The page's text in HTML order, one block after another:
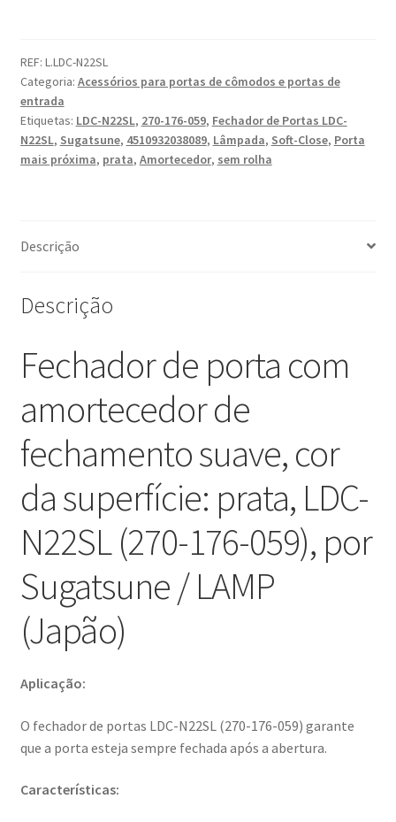
com
amortecedor
de
fechamento
suave,
Prata,
da
/
LAMP
(Japão)
REF: L.LDC-N22SL
Categoria: Acessórios para portas de cômodos e portas de
entrada
Etiquetas: LDC-N22SL, 270-176-059, Fechador de Portas LDC-
N22SL, Sugatsune, 4510932038089, Lâmpada, Soft-Close, Porta
mais próxima, prata, Amortecedor, sem rolha
Descrição
Descrição
Fechador de porta com
amortecedor de
fechamento suave, cor
da superfície: prata, LDC-
N22SL (270-176-059), por
Sugatsune / LAMP
(Japão)
Aplicação:
O fechador de portas LDC-N22SL (270-176-059) garante
que a porta esteja sempre fechada após a abertura.
Características: